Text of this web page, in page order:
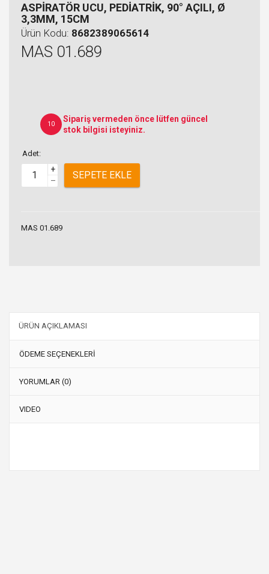
ASPİRATÖR UCU, PEDİATRİK, 90° AÇILI, Ø
3,3MM, 15CM
Ürün Kodu: 8682389065614
MAS 01.689
10
Sipariş vermeden önce lütfen güncel
stok bilgisi isteyiniz.
Adet:
+
–
SEPETE EKLE
MAS 01.689
ÜRÜN AÇIKLAMASI
ÖDEME SEÇENEKLERİ
YORUMLAR (0)
VIDEO